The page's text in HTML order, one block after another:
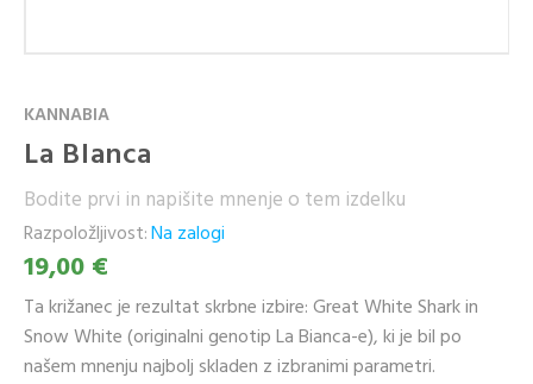
KANNABIA
La Blanca
Bodite prvi in napišite mnenje o tem izdelku
Razpoložljivost:Na zalogi
19,00 €
Ta križanec je rezultat skrbne izbire: Great White Shark in
Snow White (originalni genotip La Bianca-e), ki je bil po
našem mnenju najbolj skladen z izbranimi parametri.